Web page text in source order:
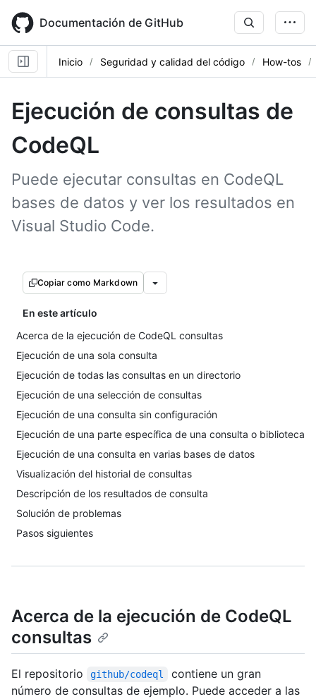
main
content
Documentación de GitHub
Inicio Seguridad y calidad del código How-tos
Ejecución de consultas de
CodeQL
Puede ejecutar consultas en CodeQL
bases de datos y ver los resultados en
Visual Studio Code.
Copiar como Markdown
En este artículo
Acerca de la ejecución de CodeQL consultas
Ejecución de una sola consulta
Ejecución de todas las consultas en un directorio
Ejecución de una selección de consultas
Ejecución de una consulta sin configuración
Ejecución de una parte específica de una consulta o biblioteca
Ejecución de una consulta en varias bases de datos
Visualización del historial de consultas
Descripción de los resultados de consulta
Solución de problemas
Pasos siguientes
Acerca de la ejecución de CodeQL
consultas
El repositorio github/codeql
contiene un gran
número de consultas de ejemplo. Puede acceder a las